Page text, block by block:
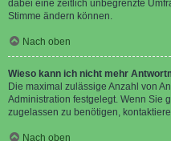
dabei eine zeitlich unbegrenzte
Stimme ändern können.
Nach oben
Wieso kann ich nicht mehr
Die maximal zulässige Anzahl von
Administration festgelegt. Wenn Sie
zugelassen zu benötigen,
Nach oben